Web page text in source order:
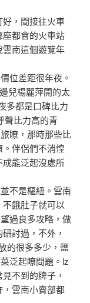
，間接往火車
都會的火車站
南這個遊覽年
位差距很年夜。
兒楊麗萍開的太
多都是口碑比力
聲比力高的青
瞭，那時那些比
伴侶們不消惶
能泛起沒處所
不是樞紐。雲南
餓肚子就可以
過良多攻略，做
討過，不外，
的很多多少，鹽
泛起瞭問題。lz
不到的牌子，
雲南小賣部都